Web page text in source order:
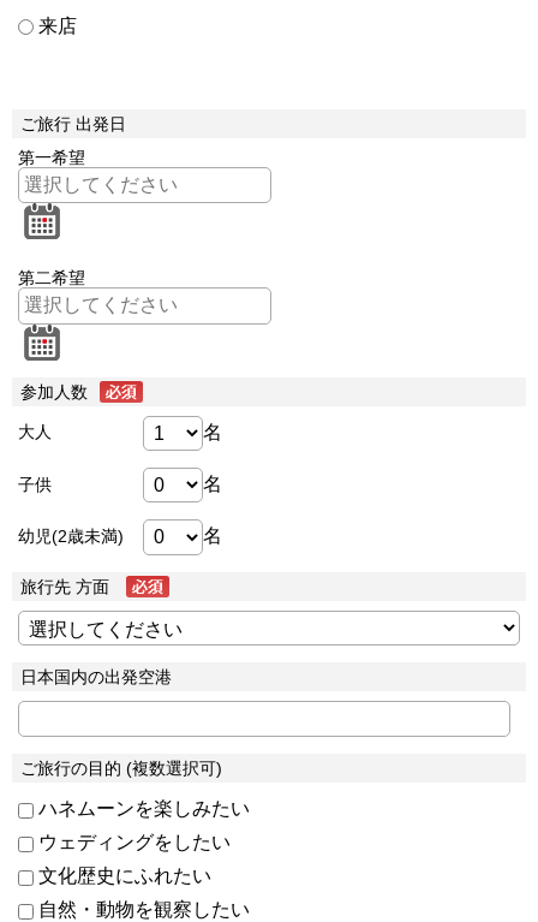
来店
ご旅行 出発日
第一希望
第二希望
参加人数
大人 名
子供 名
幼児(2歳未満) 名
旅行先 方面
日本国内の出発空港
ご旅行の目的 (複数選択可)
ハネムーンを楽しみたい
ウェディングをしたい
文化歴史にふれたい
自然・動物を観察したい